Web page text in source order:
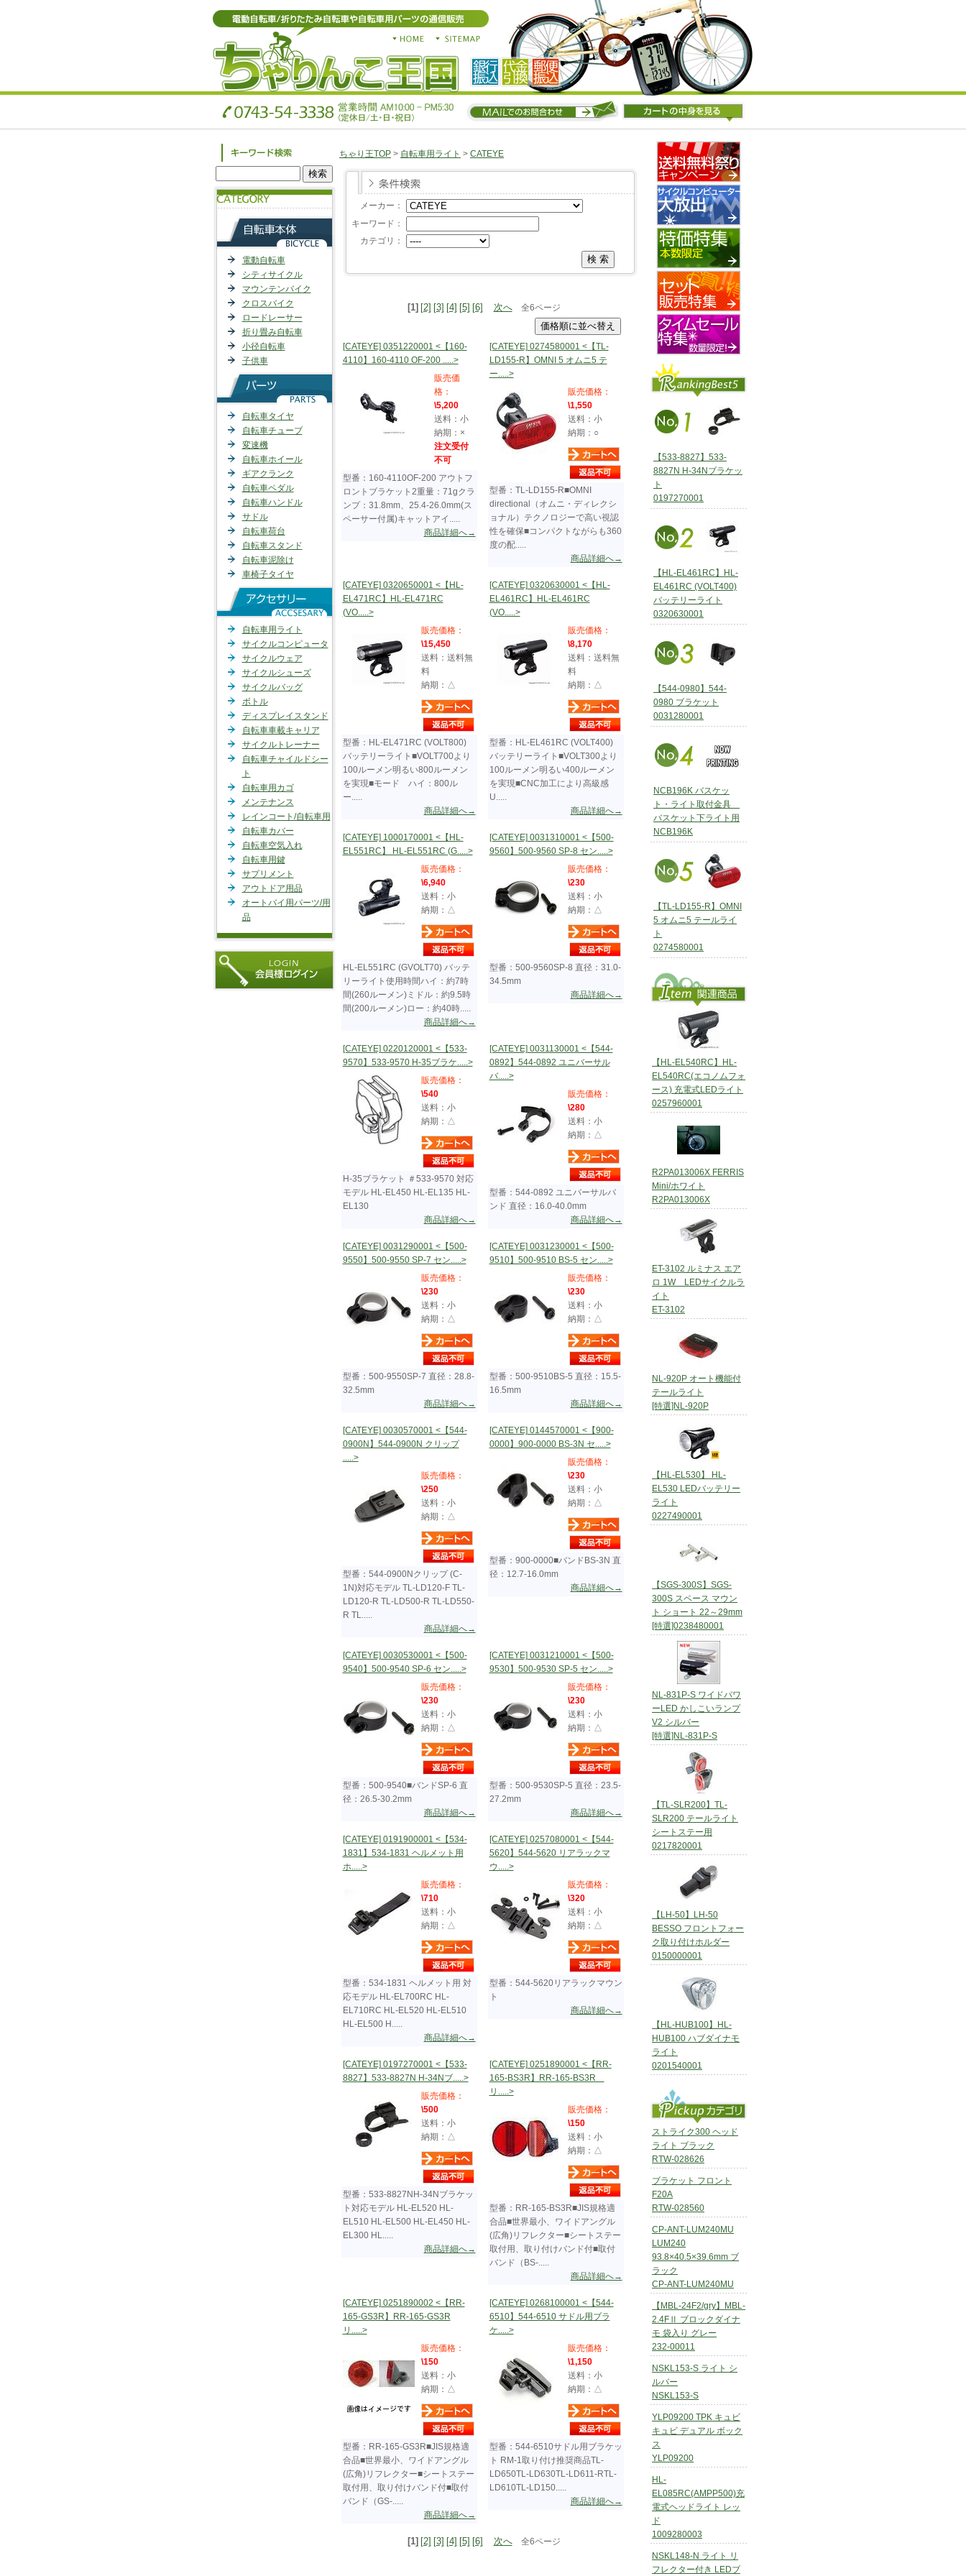
電動自転車
シティサイクル
マウンテンバイク
クロスバイク
ロードレーサー
折り畳み自転車
小径自転車
子供車
自転車タイヤ
自転車チューブ
変速機
自転車ホイール
ギアクランク
自転車ペダル
自転車ハンドル
サドル
自転車荷台
自転車スタンド
自転車泥除け
車椅子タイヤ
自転車用ライト
サイクルコンピュータ
サイクルウェア
サイクルシューズ
サイクルバッグ
ボトル
ディスプレイスタンド
自転車車載キャリア
サイクルトレーナー
自転車チャイルドシー
ト
自転車用カゴ
メンテナンス
レインコート/自転車用
自転車カバー
自転車空気入れ
自転車用鍵
サプリメント
アウトドア用品
オートバイ用パーツ/用
品
ちゃり王TOP > 自転車用ライト > CATEYE
メーカー：
キーワード：
カテゴリ：
[1] [2] [3] [4] [5] [6] 次へ全6ページ
[CATEYE] 0351220001 <【160-
4110】160-4110 OF-200 .....>
販売価
格：
\5,200
送料：小
納期：×
注文受付
不可
型番：160-4110OF-200 アウトフ
ロントブラケット2重量：71gクラ
ンプ：31.8mm、25.4-26.0mm(ス
ペーサー付属)キャットアイ.....
商品詳細へ→
[CATEYE] 0274580001 <【TL-
LD155-R】OMNI 5 オムニ5 テ
ー.....>
販売価格：
\1,550
送料：小
納期：○
型番：TL-LD155-R■OMNI
directional（オムニ・ディレクシ
ョナル）テクノロジーで高い視認
性を確保■コンパクトながらも360
度の配.....
商品詳細へ→
[CATEYE] 0320650001 <【HL-
EL471RC】HL-EL471RC
(VO.....>
販売価格：
\15,450
送料：送料無
料
納期：△
型番：HL-EL471RC (VOLT800)
バッテリーライト■VOLT700より
100ルーメン明るい800ルーメン
を実現■モード ハイ：800ル
ー.....
商品詳細へ→
[CATEYE] 0320630001 <【HL-
EL461RC】HL-EL461RC
(VO.....>
販売価格：
\8,170
送料：送料無
料
納期：△
型番：HL-EL461RC (VOLT400)
バッテリーライト■VOLT300より
100ルーメン明るい400ルーメン
を実現■CNC加工により高級感
U.....
商品詳細へ→
[CATEYE] 1000170001 <【HL-
EL551RC】 HL-EL551RC (G.....>
販売価格：
\6,940
送料：小
納期：△
HL-EL551RC (GVOLT70) バッテ
リーライト使用時間ハイ：約7時
間(260ルーメン)ミドル：約9.5時
間(200ルーメン)ロー：約40時.....
商品詳細へ→
[CATEYE] 0031310001 <【500-
9560】500-9560 SP-8 セン.....>
販売価格：
\230
送料：小
納期：△
型番：500-9560SP-8 直径：31.0-
34.5mm
商品詳細へ→
[CATEYE] 0220120001 <【533-
9570】533-9570 H-35ブラケ.....>
販売価格：
\540
送料：小
納期：△
H-35ブラケット ＃533-9570 対応
モデル HL-EL450 HL-EL135 HL-
EL130
商品詳細へ→
[CATEYE] 0031130001 <【544-
0892】544-0892 ユニバーサル
バ.....>
販売価格：
\280
送料：小
納期：△
型番：544-0892 ユニバーサルバ
ンド 直径：16.0-40.0mm
商品詳細へ→
[CATEYE] 0031290001 <【500-
9550】500-9550 SP-7 セン.....>
販売価格：
\230
送料：小
納期：△
型番：500-9550SP-7 直径：28.8-
32.5mm
商品詳細へ→
[CATEYE] 0031230001 <【500-
9510】500-9510 BS-5 セン.....>
販売価格：
\230
送料：小
納期：△
型番：500-9510BS-5 直径：15.5-
16.5mm
商品詳細へ→
[CATEYE] 0030570001 <【544-
0900N】544-0900N クリップ
.....>
販売価格：
\250
送料：小
納期：△
型番：544-0900Nクリップ (C-
1N)対応モデル TL-LD120-F TL-
LD120-R TL-LD500-R TL-LD550-
R TL.....
商品詳細へ→
[CATEYE] 0144570001 <【900-
0000】900-0000 BS-3N セ.....>
販売価格：
\230
送料：小
納期：△
型番：900-0000■バンドBS-3N 直
径：12.7-16.0mm
商品詳細へ→
[CATEYE] 0030530001 <【500-
9540】500-9540 SP-6 セン.....>
販売価格：
\230
送料：小
納期：△
型番：500-9540■バンドSP-6 直
径：26.5-30.2mm
商品詳細へ→
[CATEYE] 0031210001 <【500-
9530】500-9530 SP-5 セン.....>
販売価格：
\230
送料：小
納期：△
型番：500-9530SP-5 直径：23.5-
27.2mm
商品詳細へ→
[CATEYE] 0191900001 <【534-
1831】534-1831 ヘルメット用
ホ.....>
販売価格：
\710
送料：小
納期：△
型番：534-1831 ヘルメット用 対
応モデル HL-EL700RC HL-
EL710RC HL-EL520 HL-EL510
HL-EL500 H.....
商品詳細へ→
[CATEYE] 0257080001 <【544-
5620】544-5620 リアラックマ
ウ.....>
販売価格：
\320
送料：小
納期：△
型番：544-5620リアラックマウン
ト
商品詳細へ→
[CATEYE] 0197270001 <【533-
8827】533-8827N H-34Nブ.....>
販売価格：
\500
送料：小
納期：△
型番：533-8827NH-34Nブラケッ
ト対応モデル HL-EL520 HL-
EL510 HL-EL500 HL-EL450 HL-
EL300 HL.....
商品詳細へ→
[CATEYE] 0251890001 <【RR-
165-BS3R】RR-165-BS3R
リ.....>
販売価格：
\150
送料：小
納期：△
型番：RR-165-BS3R■JIS規格適
合品■世界最小、ワイドアングル
(広角)リフレクター■シートステー
取付用、取り付けバンド付■取付
バンド（BS-.....
商品詳細へ→
[CATEYE] 0251890002 <【RR-
165-GS3R】RR-165-GS3R
リ.....>
販売価格：
\150
送料：小
納期：△
型番：RR-165-GS3R■JIS規格適
合品■世界最小、ワイドアングル
(広角)リフレクター■シートステー
取付用、取り付けバンド付■取付
バンド（GS-.....
商品詳細へ→
[CATEYE] 0268100001 <【544-
6510】544-6510 サドル用ブラ
ケ.....>
販売価格：
\1,150
送料：小
納期：△
型番：544-6510サドル用ブラケッ
ト RM-1取り付け推奨商品TL-
LD650TL-LD630TL-LD611-RTL-
LD610TL-LD150.....
商品詳細へ→
[1] [2] [3] [4] [5] [6] 次へ全6ページ
【533-8827】533-
8827N H-34Nブラケッ
ト
0197270001
【HL-EL461RC】HL-
EL461RC (VOLT400)
バッテリーライト
0320630001
【544-0980】544-
0980 ブラケット
0031280001
NCB196K バスケッ
ト・ライト取付金具
バスケット下ライト用
NCB196K
【TL-LD155-R】OMNI
5 オムニ5 テールライ
ト
0274580001
【HL-EL540RC】HL-
EL540RC(エコノムフォ
ース) 充電式LEDライト
0257960001
R2PA013006X FERRIS
Mini/ホワイト
R2PA013006X
ET-3102 ルミナス エア
ロ 1W LEDサイクルラ
イト
ET-3102
NL-920P オート機能付
テールライト
[特選]NL-920P
【HL-EL530】 HL-
EL530 LEDバッテリー
ライト
0227490001
【SGS-300S】SGS-
300S スペース マウン
ト ショート 22～29mm
[特選]0238480001
NL-831P-S ワイドパワ
ーLED かしこいランプ
V2 シルバー
[特選]NL-831P-S
【TL-SLR200】TL-
SLR200 テールライト
シートステー用
0217820001
【LH-50】LH-50
BESSO フロントフォー
ク取り付けホルダー
0150000001
【HL-HUB100】HL-
HUB100 ハブダイナモ
ライト
0201540001
ストライク300 ヘッド
ライト ブラック
RTW-028626
ブラケット フロント
F20A
RTW-028560
CP-ANT-LUM240MU
LUM240
93.8×40.5×39.6mm ブ
ラック
CP-ANT-LUM240MU
【MBL-24F2/gry】MBL-
2.4FⅡ ブロックダイナ
モ 袋入り グレー
232-00011
NSKL153-S ライト シ
ルバー
NSKL153-S
YLP09200 TPK キュビ
キュビ デュアル ボック
ス
YLP09200
HL-
EL085RC(AMPP500)充
電式ヘッドライト レッ
ド
1009280003
NSKL148-N ライト リ
フレクター付き LEDブ